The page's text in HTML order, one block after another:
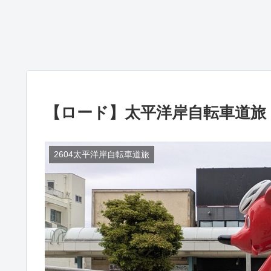
【ロード】太平洋岸自転車道
2604太平洋岸自転車道旅